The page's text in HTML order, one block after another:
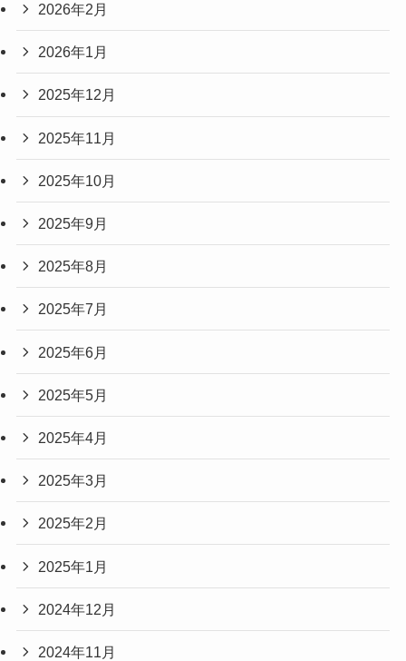
2026年2月
2026年1月
2025年12月
2025年11月
2025年10月
2025年9月
2025年8月
2025年7月
2025年6月
2025年5月
2025年4月
2025年3月
2025年2月
2025年1月
2024年12月
2024年11月